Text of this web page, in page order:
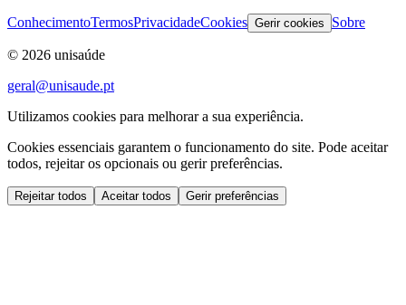
ConhecimentoTermosPrivacidadeCookies Gerir cookies Sobre
© 2026 unisaúde
geral@unisaude.pt
Utilizamos cookies para melhorar a sua experiência.
Cookies essenciais garantem o funcionamento do site. Pode aceitar
todos, rejeitar os opcionais ou gerir preferências.
Rejeitar todos Aceitar todos Gerir preferências